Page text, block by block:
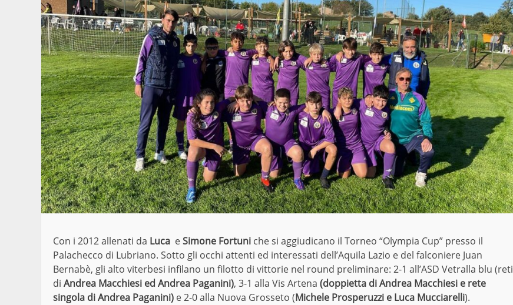
Con i 2012 allenati da Luca eSimone Fortuni che si aggiudicano il Torneo “Olympia Cup” presso il
Palachecco di Lubriano. Sotto gli occhi attenti ed interessati dell’Aquila Lazio e del falconiere Juan
Bernabè, gli alto viterbesi infilano un filotto di vittorie nel round preliminare: 2-1 all’ASD Vetralla blu (reti
di Andrea Macchiesi ed Andrea Paganini), 3-1 alla Vis Artena (doppietta di Andrea Macchiesi e rete
singola di Andrea Paganini) e 2-0 alla Nuova Grosseto (Michele Prosperuzzi e Luca Mucciarelli).